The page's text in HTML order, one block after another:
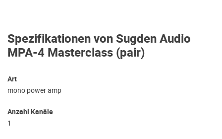
Spezifikationen von Sugden Audio
MPA-4 Masterclass (pair)
Art
mono power amp
Anzahl Kanäle
1